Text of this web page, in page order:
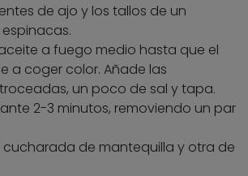
de ajo y los tallos de un
a fuego medio hasta que el
a coger color. Añade las
un poco de sal y tapa.
2-3 minutos, removiendo un par
de mantequilla y otra de